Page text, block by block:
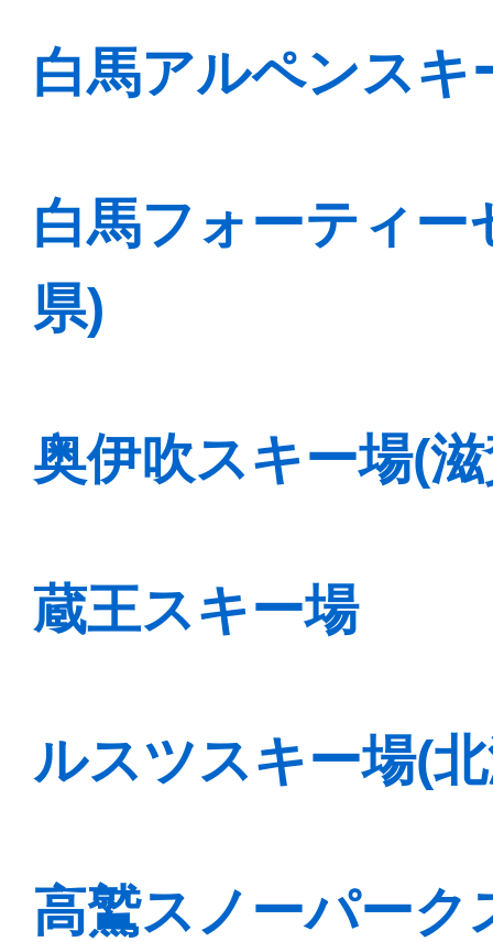
白馬アルペンスキ
白馬フォーティー
県)
奥伊吹スキー場(
蔵王スキー場
ルスツスキー場(
高鷲スノーパーク